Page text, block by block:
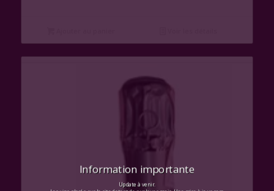
Information importante
Update à venir.